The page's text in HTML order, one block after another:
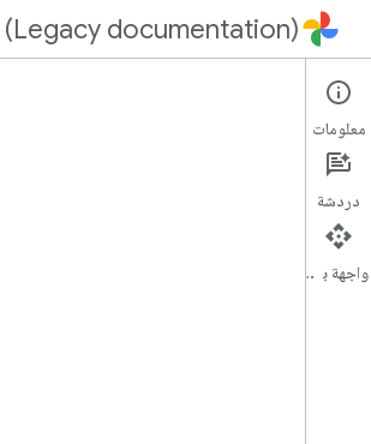
(Legacy documentation)
نظرة عامة
بدء استخدام REST
معلومات
دردشة
واجهة برمجة التطبيقات